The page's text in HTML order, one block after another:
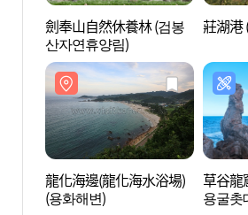
劍奉山自然休養林 (검봉
산자연휴양림)
莊湖港
龍化海邊(龍化海水浴場)
(용화해변)
草谷龍
용굴촛